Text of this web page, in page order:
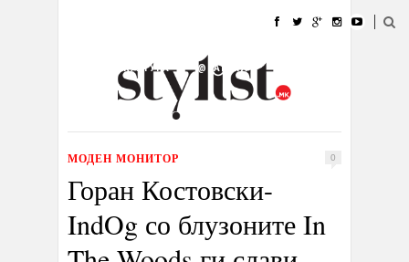
УБАВИНА
КУЛТУРА @РАБОТА
ИЗЛОГ
МОДЕН МОНИТОР 0
Горан Костовски-
IndOg со блузоните In